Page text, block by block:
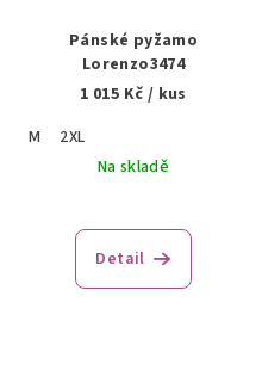
Pánské pyžamo
Lorenzo3474
1 015 Kč / kus
M
2XL
Na skladě
Detail